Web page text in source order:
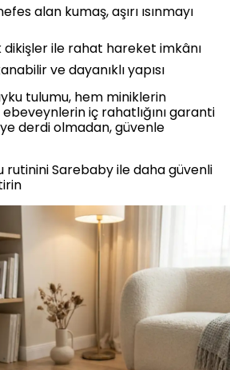
alan kumaş, aşırı ısınmayı
dikişler ile rahat hareket imkânı
ve dayanıklı yapısı
tulumu, hem miniklerin
iç rahatlığını garanti
derdi olmadan, güvenle
rutinini Sarebaby ile daha güvenli